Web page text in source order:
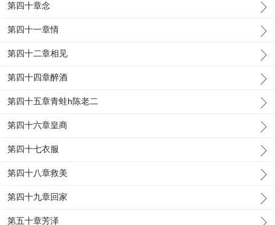
第四十章念
第四十一章情
第四十二章相见
第四十四章醉酒
第四十五章青蛙h陈老二
第四十六章皇商
第四十七衣服
第四十八章救美
第四十九章回家
第五十章芳泽